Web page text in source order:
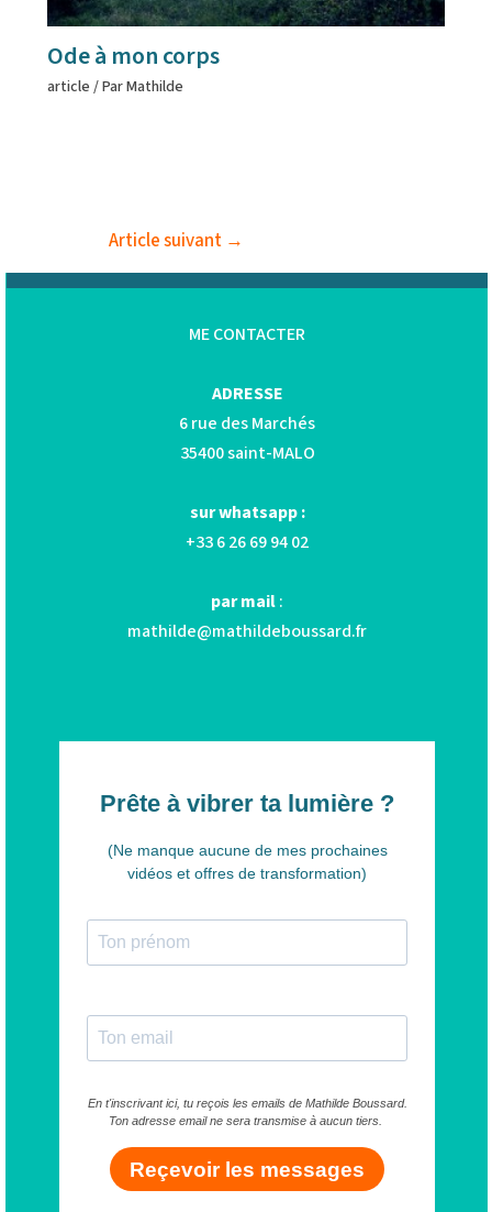
Ode à mon corps
article / ParMathilde
Article suivant →
ME CONTACTER
ADRESSE
6 rue des Marchés
35400 saint-MALO
sur whatsapp :
+33 6 26 69 94 02
par mail:
mathilde@mathildeboussard.fr
Prête à vibrer ta lumière ?
(Ne manque aucune de mes prochaines
vidéos et offres de transformation)
En t'inscrivant ici, tu reçois les emails de Mathilde Boussard.
Ton adresse email ne sera transmise à aucun tiers.
Reçevoir les messages